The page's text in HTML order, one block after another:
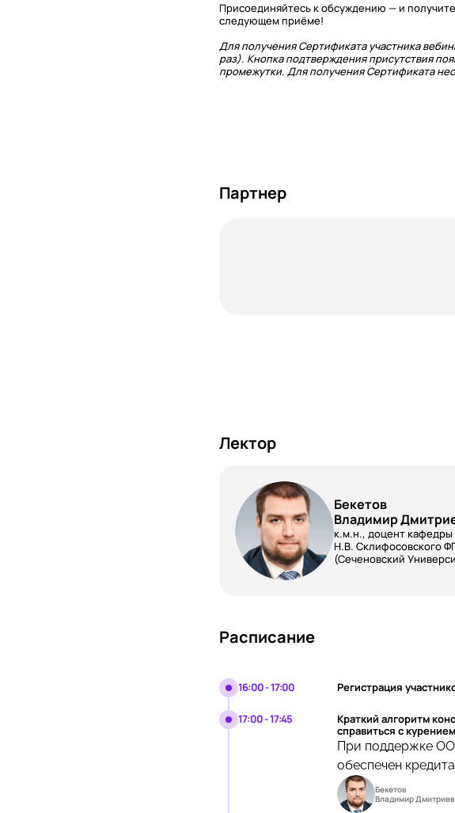
Присоединяйтесь к обсуждению — и
следующем приёме!
Для получения Сертификата участника
раз). Кнопка подтверждения присутствия
промежутки. Для получения Сертификата
Партнер
Лектор
Бекетов
Владимир
к.м.н., доцент
Н.В. Склифосовского
(Сеченовский
Расписание
16:00 - 17:00 Регистрация
17:00 - 17:45
Краткий алгоритм
справиться с
При поддержке
обеспечен
Бекетов
Владимир